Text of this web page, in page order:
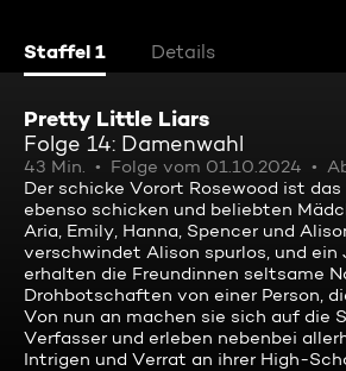
Staffel 1 Details
Pretty Little Liars
Folge 14: Damenwahl
43 Min. Folge vom 01.10.2024
Der schicke Vorort Rosewood ist das
ebenso schicken und beliebten
Aria, Emily, Hanna, Spencer und
verschwindet Alison spurlos, und ein
erhalten die Freundinnen seltsame
Drohbotschaften von einer Person,
Von nun an machen sie sich auf die
Verfasser und erleben nebenbei
Intrigen und Verrat an ihrer High-